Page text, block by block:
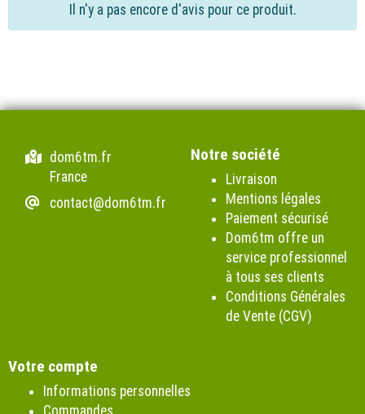
Il n'y a pas encore d'avis pour ce produit.
dom6tm.fr
France
contact@dom6tm.fr
Notre société
Livraison
Mentions légales
Paiement sécurisé
Dom6tm offre un
service professionnel
à tous ses clients
Conditions Générales
de Vente (CGV)
Votre compte
Informations personnelles
Commandes